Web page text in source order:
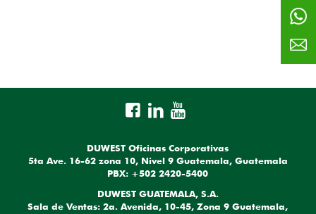
DUWEST Oficinas Corporativas
5ta Ave. 16-62 zona 10, Nivel 9 Guatemala, Guatemala
PBX: +502 2420-5400
DUWEST GUATEMALA, S.A.
Sala de Ventas: 2a. Avenida, 10-45, Zona 9 Guatemala,